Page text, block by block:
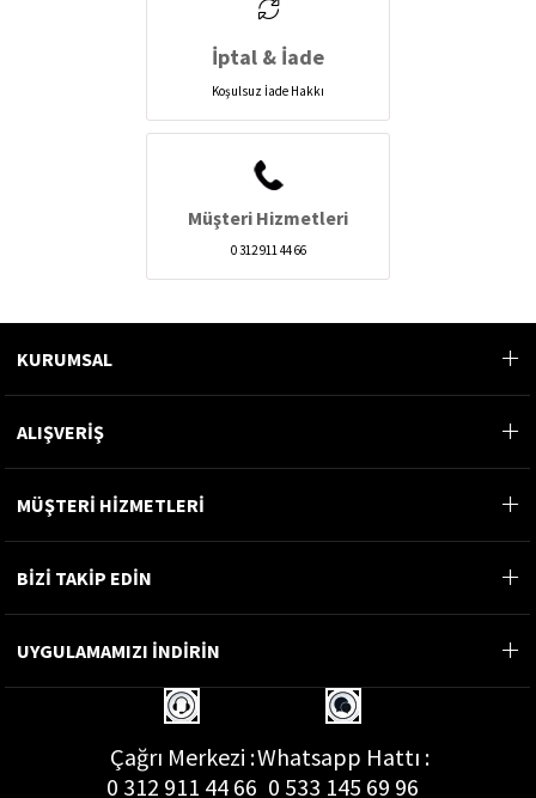
İptal & İade
Koşulsuz İade Hakkı
Müşteri Hizmetleri
0 312 911 44 66
KURUMSAL
ALIŞVERİŞ
MÜŞTERİ HİZMETLERİ
BİZİ TAKİP EDİN
UYGULAMAMIZI İNDİRİN
Çağrı Merkezi :
0 312 911 44 66
Whatsapp Hattı :
0 533 145 69 96